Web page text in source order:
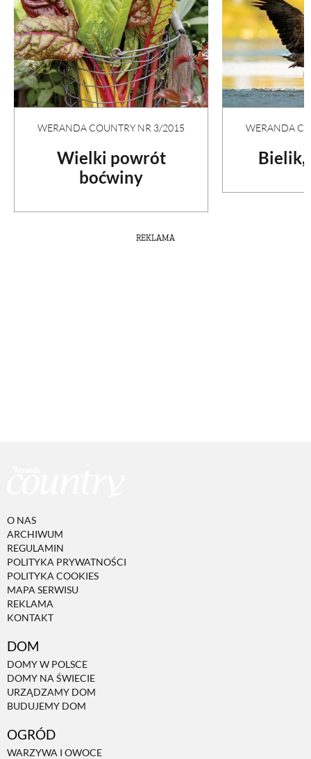
WERANDA COUNTRY NR 3/2015
Wielki powrót
boćwiny
WERANDA
Bielik,
REKLAMA
O NAS
ARCHIWUM
REGULAMIN
POLITYKA PRYWATNOŚCI
POLITYKA COOKIES
MAPA SERWISU
REKLAMA
KONTAKT
DOM
DOMY W POLSCE
DOMY NA ŚWIECIE
URZĄDZAMY DOM
BUDUJEMY DOM
OGRÓD
WARZYWA I OWOCE